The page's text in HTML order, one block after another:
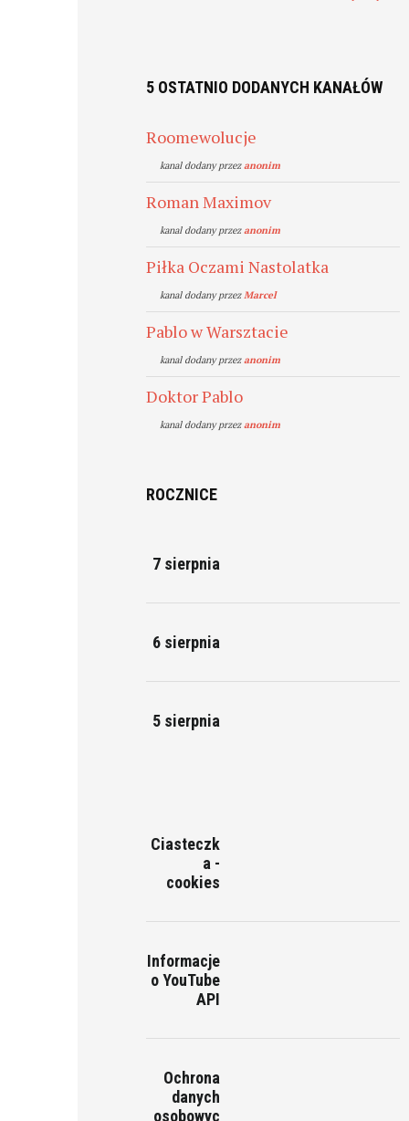
5 OSTATNIO DODANYCH KANAŁÓW
Roomewolucje
kanal dodany przezanonim
Roman Maximov
kanal dodany przezanonim
Piłka Oczami Nastolatka
kanal dodany przezMarcel
Pablo w Warsztacie
kanal dodany przezanonim
Doktor Pablo
kanal dodany przezanonim
ROCZNICE
7 sierpnia
6 sierpnia
5 sierpnia
Ciasteczk
a -
cookies
Informacje
o YouTube
API
Ochrona
danych
osobowyc